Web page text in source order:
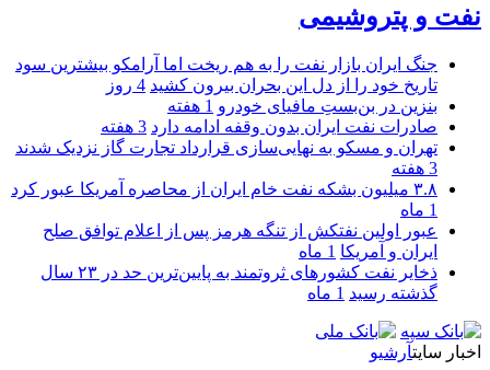
نفت و پتروشیمی
جنگ ایران بازار نفت را به هم ریخت اما آرامکو بیشترین سود
تاریخ خود را از دل این بحران بیرون کشید 4 روز
بنزین در بن‌بستِ مافیای خودرو 1 هفته
صادرات نفت ایران بدون وقفه ادامه دارد 3 هفته
تهران و مسکو به نهایی‌سازی قرارداد تجارت گاز نزدیک شدند
3 هفته
۳.۸ میلیون بشکه نفت خام ایران از محاصره آمریکا عبور کرد
1 ماه
عبور اولین نفتکش از تنگه هرمز پس از اعلام توافق صلح
ایران و آمریکا 1 ماه
ذخایر نفت کشورهای ثروتمند به پایین‌ترین حد در ۲۳ سال
گذشته رسید 1 ماه
اخبار سایتآرشیو